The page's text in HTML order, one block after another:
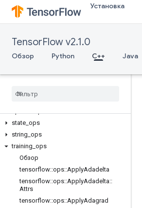
Установка
TensorFlow v2.1.0
Обзор Python C++ Java
data_flow_ops
image_ops
logging_ops
math_ops
no_op
_
state ops
string ops
training ops
Обзор
tensorflow::ops::ApplyAdadelta
tensorflow::ops::ApplyAdadelta::
Attrs
tensorflow::ops::ApplyAdagrad